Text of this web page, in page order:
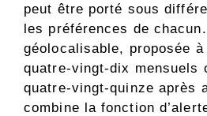
peut être porté sous
les préférences de
géolocalisable, proposée
quatre-vingt-dix mensuels
quatre-vingt-quinze après
combine la fonction